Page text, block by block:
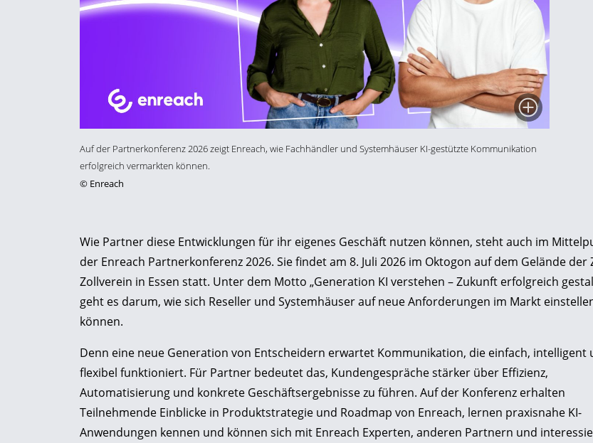
Auf der Partnerkonferenz 2026 zeigt Enreach, wie Fachhändler und Systemhäuser KI-gestützte Kommunikation
erfolgreich vermarkten können.
© Enreach
Wie Partner diese Entwicklungen für ihr eigenes Geschäft nutzen können, steht auch im
der Enreach Partnerkonferenz 2026. Sie findet am 8. Juli 2026 im Oktogon auf dem Gelände der
Zollverein in Essen statt. Unter dem Motto „Generation KI verstehen – Zukunft erfolgreich
geht es darum, wie sich Reseller und Systemhäuser auf neue Anforderungen im Markt
können.
Denn eine neue Generation von Entscheidern erwartet Kommunikation, die einfach, intelligent
flexibel funktioniert. Für Partner bedeutet das, Kundengespräche stärker über Effizienz,
Automatisierung und konkrete Geschäftsergebnisse zu führen. Auf der Konferenz erhalten
Teilnehmende Einblicke in Produktstrategie und Roadmap von Enreach, lernen praxisnahe KI-
Anwendungen kennen und können sich mit Enreach Experten, anderen Partnern und